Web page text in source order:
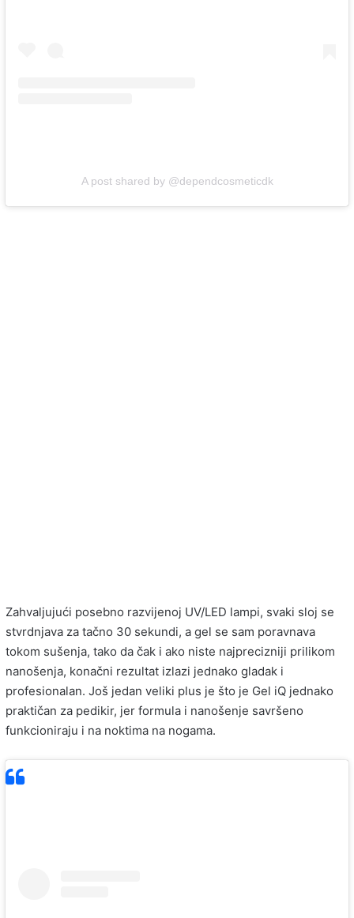
A post shared by @dependcosmeticdk
Zahvaljujući posebno razvijenoj UV/LED lampi, svaki sloj se
stvrdnjava za tačno 30 sekundi, a gel se sam poravnava
tokom sušenja, tako da čak i ako niste najprecizniji prilikom
nanošenja, konačni rezultat izlazi jednako gladak i
profesionalan. Još jedan veliki plus je što je Gel iQ jednako
praktičan za pedikir, jer formula i nanošenje savršeno
funkcioniraju i na noktima na nogama.